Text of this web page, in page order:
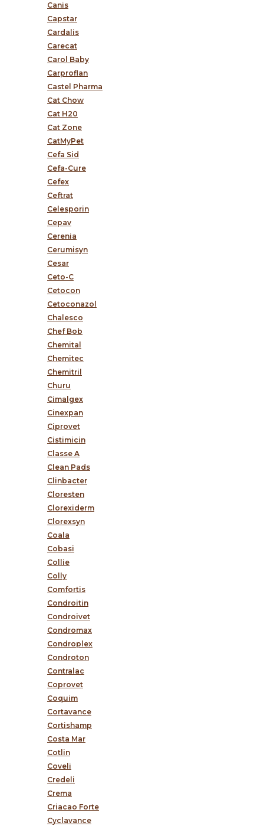
Canis
Capstar
Cardalis
Carecat
Carol Baby
Carproflan
Castel Pharma
Cat Chow
Cat H20
Cat Zone
CatMyPet
Cefa Sid
Cefa-Cure
Cefex
Ceftrat
Celesporin
Cepav
Cerenia
Cerumisyn
Cesar
Ceto-C
Cetocon
Cetoconazol
Chalesco
Chef Bob
Chemital
Chemitec
Chemitril
Churu
Cimalgex
Cinexpan
Ciprovet
Cistimicin
Classe A
Clean Pads
Clinbacter
Cloresten
Clorexiderm
Clorexsyn
Coala
Cobasi
Collie
Colly
Comfortis
Condroitin
Condroivet
Condromax
Condroplex
Condroton
Contralac
Coprovet
Coquim
Cortavance
Cortishamp
Costa Mar
Cotlin
Coveli
Credeli
Crema
Criacao Forte
Cyclavance